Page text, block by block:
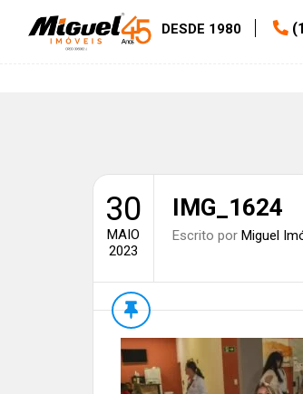
DESDE 1980
30
MAIO
2023
IMG_1624
Escrito por Miguel